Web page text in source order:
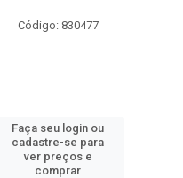
Código: 830477
Faça seu login ou
cadastre-se para
ver preços e
comprar